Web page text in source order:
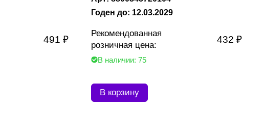
491 ₽
Годен до: 12.03.2029
Рекомендованная
розничная цена:
432 ₽
В наличии: 75
В корзину